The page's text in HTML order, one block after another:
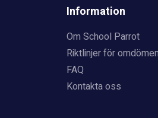
Information
Om School Parrot
Riktlinjer för omdömen
FAQ
Kontakta oss